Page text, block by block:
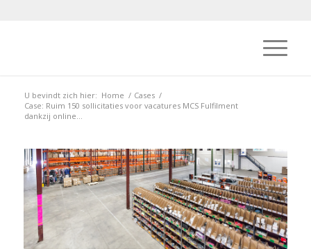
U bevindt zich hier: Home / Cases /
Case: Ruim 150 sollicitaties voor vacatures MCS Fulfilment
dankzij online...